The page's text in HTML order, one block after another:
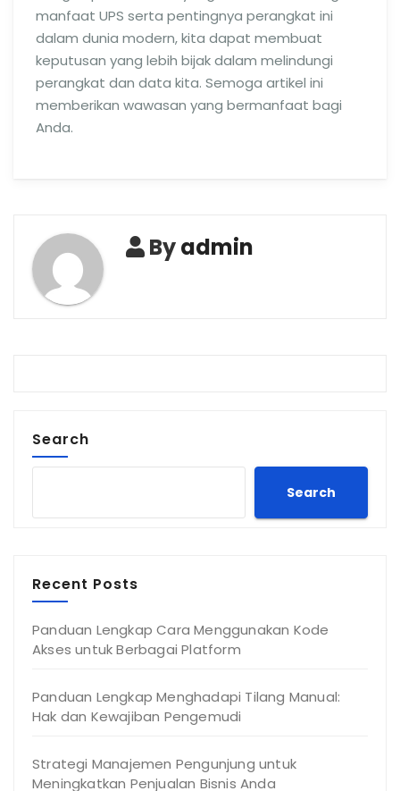
manfaat UPS serta pentingnya perangkat ini
dalam dunia modern, kita dapat membuat
keputusan yang lebih bijak dalam melindungi
perangkat dan data kita. Semoga artikel ini
memberikan wawasan yang bermanfaat bagi
Anda.
Byadmin
Search
Search
Recent Posts
Panduan Lengkap Cara Menggunakan Kode
Akses untuk Berbagai Platform
Panduan Lengkap Menghadapi Tilang Manual:
Hak dan Kewajiban Pengemudi
Strategi Manajemen Pengunjung untuk
Meningkatkan Penjualan Bisnis Anda